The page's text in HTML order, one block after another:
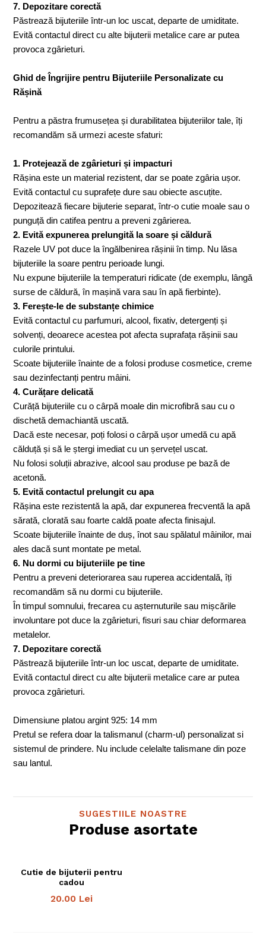
7. Depozitare corectă
Păstrează bijuteriile într-un loc uscat, departe de umiditate.
Evită contactul direct cu alte bijuterii metalice care ar putea
provoca zgârieturi.
Ghid de Îngrijire pentru Bijuteriile Personalizate cu
Rășină
Pentru a păstra frumusețea și durabilitatea bijuteriilor tale, îți
recomandăm să urmezi aceste sfaturi:
1. Protejează de zgârieturi și impacturi
Rășina este un material rezistent, dar se poate zgâria ușor.
Evită contactul cu suprafețe dure sau obiecte ascuțite.
Depozitează fiecare bijuterie separat, într-o cutie moale sau o
punguță din catifea pentru a preveni zgârierea.
2. Evită expunerea prelungită la soare și căldură
Razele UV pot duce la îngălbenirea rășinii în timp. Nu lăsa
bijuteriile la soare pentru perioade lungi.
Nu expune bijuteriile la temperaturi ridicate (de exemplu, lângă
surse de căldură, în mașină vara sau în apă fierbinte).
3. Ferește-le de substanțe chimice
Evită contactul cu parfumuri, alcool, fixativ, detergenți și
solvenți, deoarece acestea pot afecta suprafața rășinii sau
culorile printului.
Scoate bijuteriile înainte de a folosi produse cosmetice, creme
sau dezinfectanți pentru mâini.
4. Curățare delicată
Curăță bijuteriile cu o cârpă moale din microfibră sau cu o
dischetă demachiantă uscată.
Dacă este necesar, poți folosi o cârpă ușor umedă cu apă
călduță și să le ștergi imediat cu un șervețel uscat.
Nu folosi soluții abrazive, alcool sau produse pe bază de
acetonă.
5. Evită contactul prelungit cu apa
Rășina este rezistentă la apă, dar expunerea frecventă la apă
sărată, clorată sau foarte caldă poate afecta finisajul.
Scoate bijuteriile înainte de duș, înot sau spălatul mâinilor, mai
ales dacă sunt montate pe metal.
6. Nu dormi cu bijuteriile pe tine
Pentru a preveni deteriorarea sau ruperea accidentală, îți
recomandăm să nu dormi cu bijuteriile.
În timpul somnului, frecarea cu așternuturile sau mișcările
involuntare pot duce la zgârieturi, fisuri sau chiar deformarea
metalelor.
7. Depozitare corectă
Păstrează bijuteriile într-un loc uscat, departe de umiditate.
Evită contactul direct cu alte bijuterii metalice care ar putea
provoca zgârieturi.
Dimensiune platou argint 925: 14 mm
Pretul se refera doar la talismanul (charm-ul) personalizat si
sistemul de prindere. Nu include celelalte talismane din poze
sau lantul.
SUGESTIILE NOASTRE
Produse asortate
Cutie de bijuterii pentru
cadou
20.00 Lei